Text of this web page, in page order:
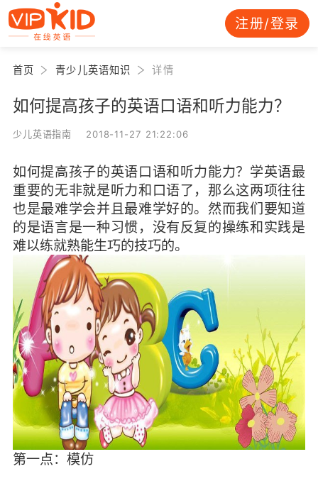
注册/登录
首页 青少儿英语知识 详情
如何提高孩子的英语口语和听力能力？
少儿英语指南 2018-11-27 21:22:06
如何提高孩子的英语口语和听力能力？学英语最
重要的无非就是听力和口语了，那么这两项往往
也是最难学会并且最难学好的。然而我们要知道
的是语言是一种习惯，没有反复的操练和实践是
难以练就熟能生巧的技巧的。
第一点：模仿